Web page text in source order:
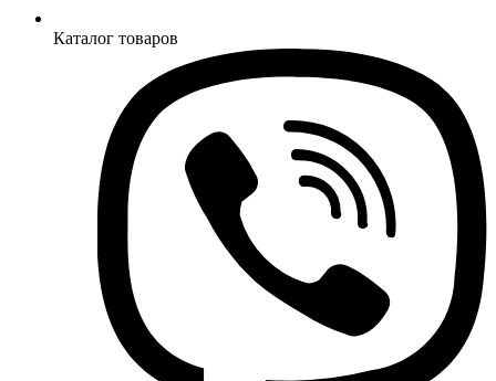
Каталог товаров